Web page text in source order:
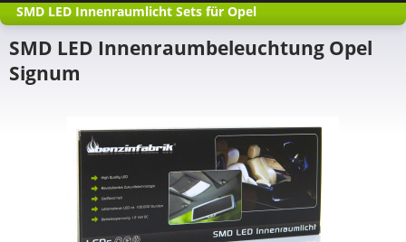
SMD LED Innenraumlicht Sets für Opel
SMD LED Innenraumbeleuchtung Opel
Signum